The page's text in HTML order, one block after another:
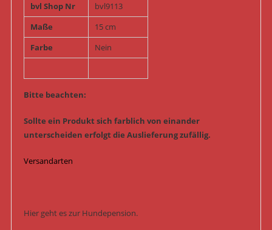
bvl Shop Nr
bvl9113
Maße
15 cm
Farbe
Nein
Bitte beachten:
Sollte ein Produkt sich farblich von einander
unterscheiden erfolgt die Auslieferung zufällig.
Versandarten
Hier geht es zur Hundepension.